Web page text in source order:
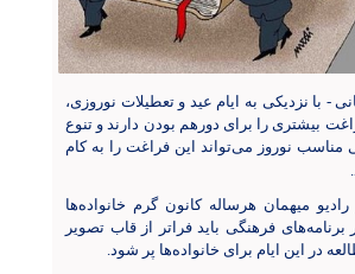
- با نزدیکی به ایام عید و تعطیلات نوروزی،
بیشتری را برای دورهم بودن دارند و تنوع
مناسب نوروز می‌تواند این فراغت را به کام
.
میهمان هرساله کانون گرم خانواده‌ها
برنامه‌های فرهنگی باید فراتر از قاب تصویر
در این ایام برای خانواده‌ها پر شود.